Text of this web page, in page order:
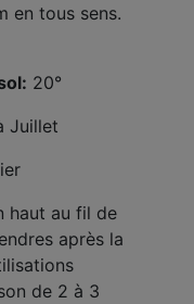
en tous sens.
20°
Juillet
haut au fil de
après la
de 2 à 3